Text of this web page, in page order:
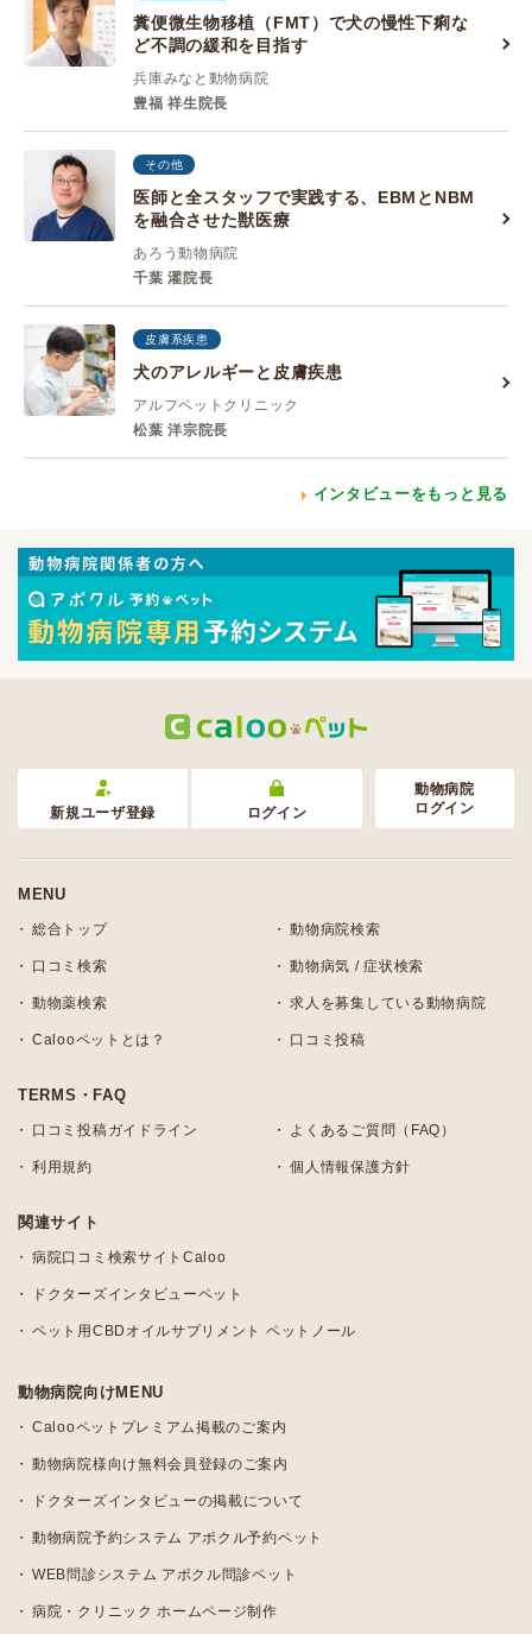
糞便微生物移植（FMT）で犬の慢性下痢な
ど不調の緩和を目指す
兵庫みなと動物病院
豊福 祥生院長
その他
医師と全スタッフで実践する、EBMとNBM
を融合させた獣医療
あろう動物病院
千葉 濯院長
皮膚系疾患
犬のアレルギーと皮膚疾患
アルフペットクリニック
松葉 洋宗院長
インタビューをもっと見る
新規ユーザ登録 ログイン
動物病院
ログイン
MENU
総合トップ 動物病院検索
口コミ検索 動物病気 / 症状検索
動物薬検索 求人を募集している動物病院
Calooペットとは？ 口コミ投稿
TERMS・FAQ
口コミ投稿ガイドライン よくあるご質問（FAQ）
利用規約 個人情報保護方針
関連サイト
病院口コミ検索サイトCaloo
ドクターズインタビューペット
ペット用CBDオイルサプリメント ペットノール
動物病院向けMENU
Calooペットプレミアム掲載のご案内
動物病院様向け無料会員登録のご案内
ドクターズインタビューの掲載について
動物病院予約システム アポクル予約ペット
WEB問診システム アポクル問診ペット
病院・クリニック ホームページ制作